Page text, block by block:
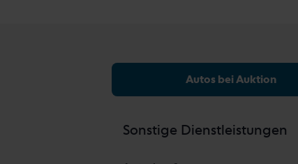
Autos bei Auktion
Sonstige Dienstleistungen